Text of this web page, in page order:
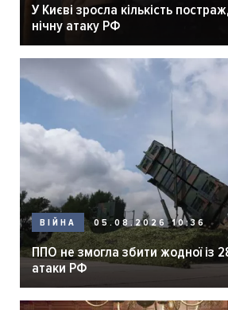
У Києві зросла кількість
нічну атаку РФ
ВІЙНА 05.08.2026 10:36
ППО не змогла збити жодної із
атаки РФ